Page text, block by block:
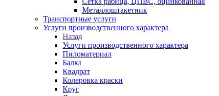
Металлоштакетник
Транспортные услуги
Услуги производственного характера
Назад
Услуги производственного характера
Пиломатериал
Балка
Квадрат
Колеровка краски
Круг